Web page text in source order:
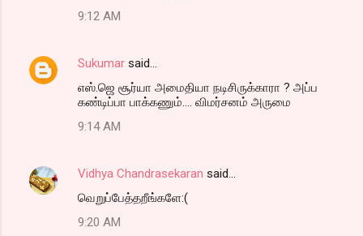
9:12 AM
Sukumar said…
எஸ்.ஜெ சூர்யா அமைதியா நடிசிருக்காரா ? அப்ப
கண்டிப்பா பாக்கணும்.... விமர்சனம் அருமை
9:14 AM
Vidhya Chandrasekaran said…
வெறுப்பேத்தறீங்களே:(
9:20 AM